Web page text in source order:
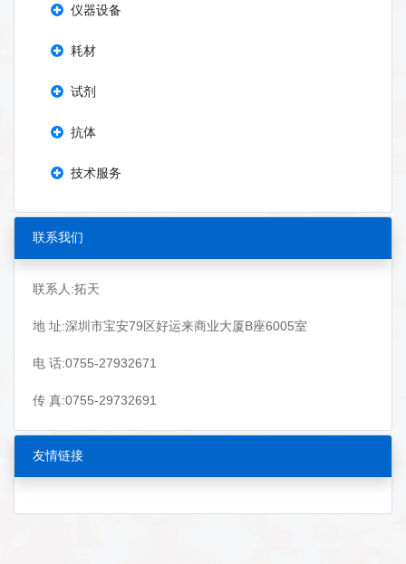
仪器设备
耗材
试剂
抗体
技术服务
联系我们
联系人:拓天
地 址:深圳市宝安79区好运来商业大厦B座6005室
电 话:0755-27932671
传 真:0755-29732691
友情链接